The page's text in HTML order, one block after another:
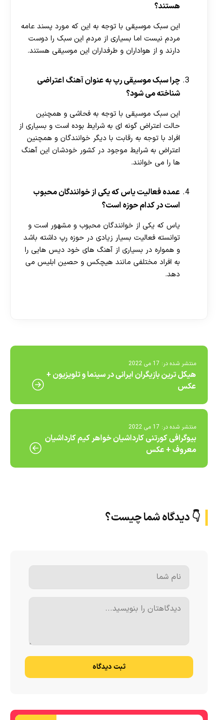
هستند؟
این سبک موسیقی با توجه به این که مورد پسند عامه
مردم نیست اما بسیاری از مردم این سبک را دوست
دارند و از هواداران و طرفداران این موسیقی هستند.
چرا سبک موسیقی رپ به عنوان آهنگ اعتراضی
شناخته می شود؟
این سبک موسیقی با توجه به فحاشی و همچنین
حالت اعتراض گونه‌ ای به شرایط بوده است و بسیاری از
افراد با توجه به رقابت با دیگر خوانندگان و همچنین
اعتراض به شرایط موجود در کشور خودشان این آهنگ
ها را می‌ خوانند.
عمده فعالیت یاس که یکی از خوانندگان محبوب
است در کدام حوزه است؟
یاس که یکی از خوانندگان محبوب و مشهور است و
توانسته فعالیت بسیار زیادی در حوزه رپ داشته باشد
و همواره در بسیاری از آهنگ های خود دیس هایی را
به افراد مختلفی مانند هیچکس و حصین ابلیس می‌
دهد.
منتشر شده در: 17 می 2022
هیکل ترین بازیگران ایرانی در سینما و تلویزیون +
عکس
منتشر شده در: 17 می 2022
بیوگرافی کورتنی کارداشیان خواهر کیم کارداشیان
معروف + عکس
👇 دیدگاه شما چیست؟
ثبت دیدگاه